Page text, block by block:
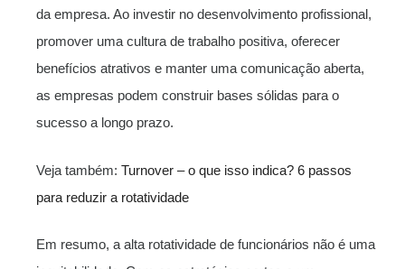
da empresa. Ao investir no desenvolvimento profissional,
promover uma cultura de trabalho positiva, oferecer
benefícios atrativos e manter uma comunicação aberta,
as empresas podem construir bases sólidas para o
sucesso a longo prazo.
Veja também: Turnover – o que isso indica? 6 passos
para reduzir a rotatividade
Em resumo, a alta rotatividade de funcionários não é uma